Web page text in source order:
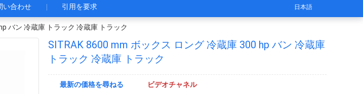
い合わせ 引用を要求 日本語
バン 冷蔵庫 トラック 冷蔵庫 トラック
SITRAK 8600 mm ボックス ロング 冷蔵庫 300 hp バン 冷蔵庫
トラック 冷蔵庫 トラック
最新の価格を尋ねる
ビデオチャネル